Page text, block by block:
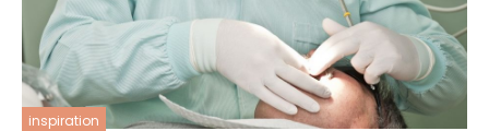
inspiration